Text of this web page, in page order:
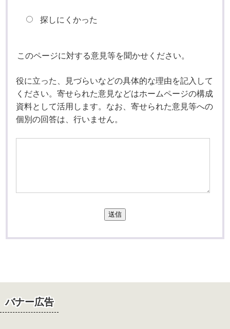
探しにくかった
このページに対する意見等を聞かせください。
役に立った、見づらいなどの具体的な理由を記入して
ください。寄せられた意見などはホームページの構成
資料として活用します。なお、寄せられた意見等への
個別の回答は、行いません。
送信
バナー広告